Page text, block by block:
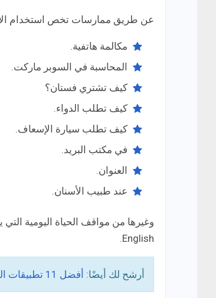
عن طريق ممارسات تخص استخدام
مكالمة هاتفية.
المحاسبة في السوبر ماركت.
كيف تشتري فستان؟
كيف تطلب الدواء.
كيف تطلب سيارة الإسعاف.
في مكتب البريد.
العنوان.
عند طبيب الأسنان.
English.
أرشح لك أيضًا: أفضل 11 تطبيقات المركز الثقافي البريطاني (British Council) لتعلم اللغة الإنجليزية!